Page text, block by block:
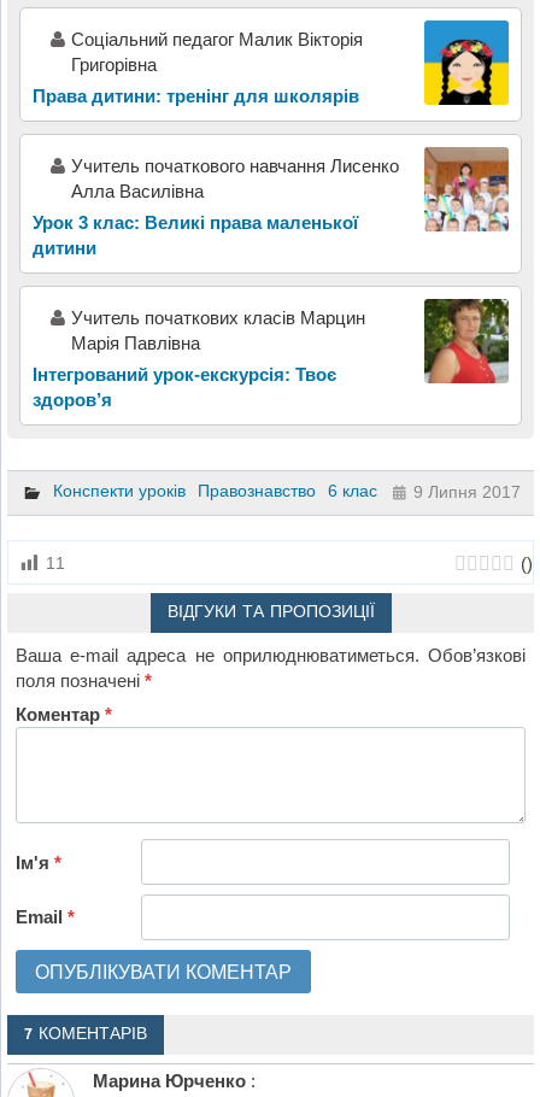
Соціальний педагог Малик Вікторія
Григорівна
Права дитини: тренінг для школярів
Учитель початкового навчання Лисенко
Алла Василівна
Урок 3 клас: Великі права маленької
дитини
Учитель початкових класів Марцин
Марія Павлівна
Інтегрований урок-екскурсія: Твоє
здоров’я
Конспекти уроків Правознавство 6 клас 9 Липня 2017
11 ()
ВІДГУКИ ТА ПРОПОЗИЦІЇ
Ваша e-mail адреса не оприлюднюватиметься. Обов’язкові
поля позначені*
Коментар*
Ім'я*
Email*
7 КОМЕНТАРІВ
Марина Юрченко :